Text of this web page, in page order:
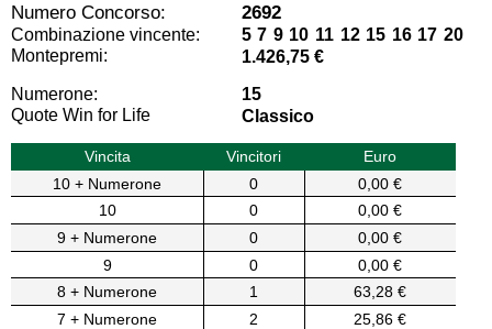
Numero Concorso: 2692
Combinazione vincente:
5 7 9 10 11 12 15 16 17 20
Montepremi:
1.426,75 €
Numerone:
15
Quote Win for Life
Classico
Vincita Vincitori
Euro
10 + Numerone
0
0,00 €
10
0
0,00 €
9 + Numerone
0
0,00 €
9
0
0,00 €
8 + Numerone
1
63,28 €
7 + Numerone
2 25,86 €